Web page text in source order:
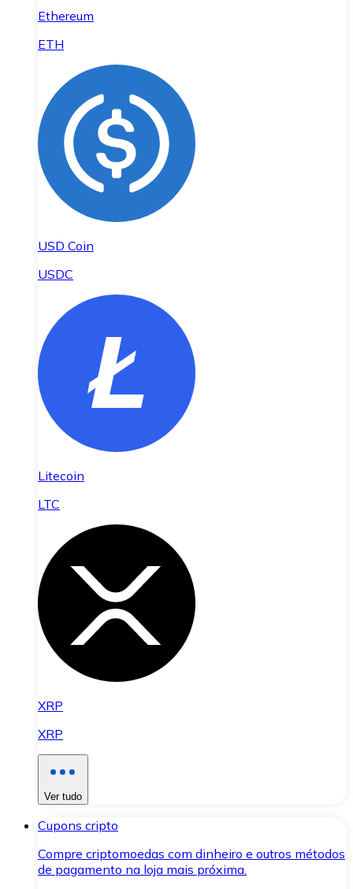
Ethereum
ETH
USD Coin
USDC
Litecoin
LTC
XRP
XRP
Ver tudo
Cupons cripto
Compre criptomoedas com dinheiro e outros métodos
de pagamento na loja mais próxima.